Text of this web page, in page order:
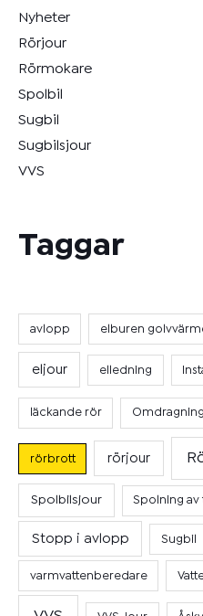
Nyheter
Rörjour
Rörmokare
Spolbil
Sugbil
Sugbilsjour
VVS
Taggar
avlopp elburen
eljour elledning
läckande rör Omdragning
rörbrott rörjour
Spolbilsjour Spolning av
Stopp i avlopp Sugbil
varmvattenberedare